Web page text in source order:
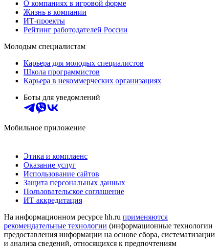
О компаниях в игровой форме
Жизнь в компании
ИТ-проекты
Рейтинг работодателей России
Молодым специалистам
Карьера для молодых специалистов
Школа программистов
Карьера в некоммерческих организациях
Боты для уведомлений
Мобильное приложение
Этика и комплаенс
Оказание услуг
Использование сайтов
Защита персональных данных
Пользовательское соглашение
ИТ аккредитация
На информационном ресурсе hh.ru применяются
рекомендательные технологии (информационные технологии
предоставления информации на основе сбора, систематизации
и анализа сведений, относящихся к предпочтениям